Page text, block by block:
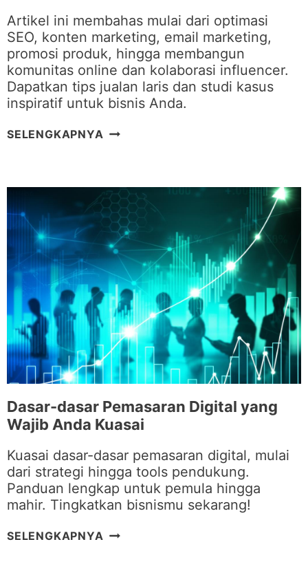
Artikel ini membahas mulai dari optimasi
SEO, konten marketing, email marketing,
promosi produk, hingga membangun
komunitas online dan kolaborasi influencer.
Dapatkan tips jualan laris dan studi kasus
inspiratif untuk bisnis Anda.
SELENGKAPNYA 7
A
T
G
I
P
E
M
A
S
A
R
N
E
E
K
T
I
Dasar-dasar Pemasaran Digital yang
Wajib Anda Kuasai
Kuasai dasar-dasar pemasaran digital, mulai
dari strategi hingga tools pendukung.
Panduan lengkap untuk pemula hingga
mahir. Tingkatkan bisnismu sekarang!
SELENGKAPNYA D